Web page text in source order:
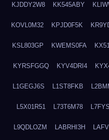
KJDDY2W8 KK545ABY
KOVL0M32 KPJD0F5K
KSL803GP KWEMS0FA
KYRSFGGQ KYV4DRI4
L1GEGJ6S L1ST8FKB
L5X01R51 L73T6M78
L9QDLOZM LABRHI3H